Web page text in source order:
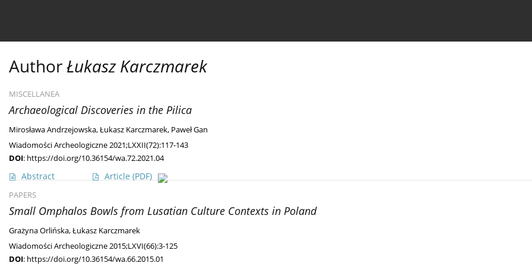
AuthorŁukasz Karczmarek
MISCELLANEA
Archaeological Discoveries in the Pilica
Mirosława Andrzejowska,Łukasz Karczmarek, Paweł Gan
Wiadomości Archeologiczne 2021;LXXII(72):117-143
DOI: https://doi.org/10.36154/wa.72.2021.04
Abstract Article (PDF)
PAPERS
Small Omphalos Bowls from Lusatian Culture Contexts in Poland
Grażyna Orlińska,Łukasz Karczmarek
Wiadomości Archeologiczne 2015;LXVI(66):3-125
DOI: https://doi.org/10.36154/wa.66.2015.01